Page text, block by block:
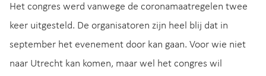
Het congres werd vanwege de coronamaatregelen twee
keer uitgesteld. De organisatoren zijn heel blij dat in
september het evenement door kan gaan. Voor wie niet
naar Utrecht kan komen, maar wel het congres wil